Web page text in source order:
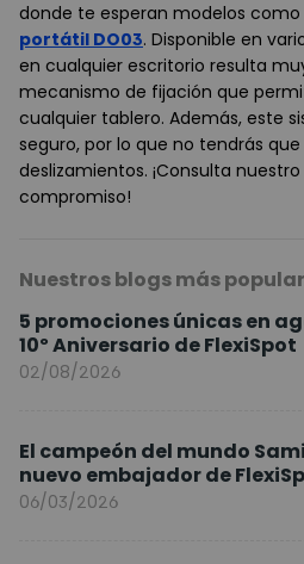
donde te esperan modelos como
portátil DO03. Disponible en
en cualquier escritorio resulta
mecanismo de fijación que
cualquier tablero. Además, este
seguro, por lo que no tendrás
deslizamientos. ¡Consulta
compromiso!
Nuestros blogs más
5 promociones únicas en
10º Aniversario de FlexiSpot
02/08/2026
El campeón del mundo
nuevo embajador de
Europa
06/03/2026